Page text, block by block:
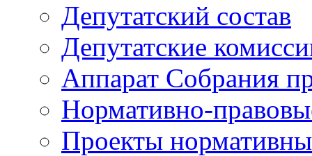
Депутатский состав
Депутатские
Аппарат Собрания
Нормативно-
Проекты